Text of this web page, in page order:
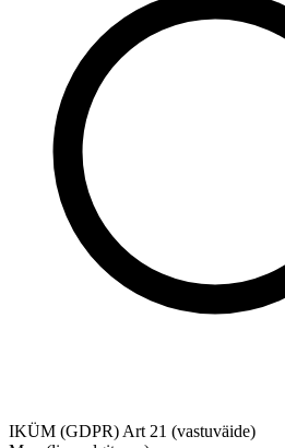
IKÜM (GDPR) Art 21 (vastuväide)